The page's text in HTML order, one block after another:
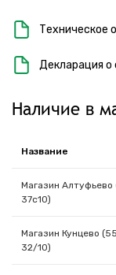
Техническое
Декларация о
Наличие в
Название
Магазин
37с10)
Магазин Кунцево
32/10)